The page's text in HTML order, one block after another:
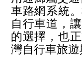
車路網系統
自行車道，
的選擇，也
灣自行車旅